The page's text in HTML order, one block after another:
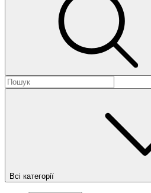
Всі категорії